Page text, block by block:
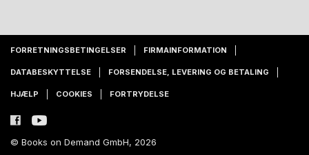
FORRETNINGSBETINGELSER FIRMAINFORMATION
DATABESKYTTELSE FORSENDELSE, LEVERING OG BETALING
HJÆLP COOKIES FORTRYDELSE
© Books on Demand GmbH, 2026